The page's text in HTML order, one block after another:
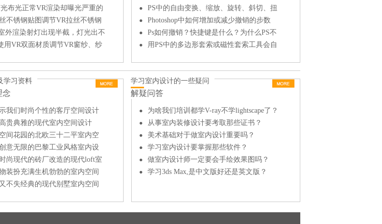
材质？
布光正常VR渲染却曝光严重的
不锈钢贴图调节VR拉丝不锈钢
外渲染射灯出现半截，灯光出不
？
用VR双面材质调节VR窗纱、纱
缩放等？
PS中的自由变换、缩放、旋转、斜切、扭
曲、透视、变形如何用？
Photoshop中如何增加或减少撤销的步数
（次数）？在哪里设置？
Ps如何撤销？快捷键是什么？为什么PS不
能撤销？
用PS中的多边形套索或磁性套索工具会自
学习资料
念
我们时尚个性的客厅空间设计
贵典雅的现代室内空间设计
间花园的北欧三十二平室内空
意无限的巴黎工业风格室内设
尚现代的砖厂改造的现代loft室
装扮充满生机勃勃的室内空间
不失经典的现代别墅室内空间
学习室内设计的一些疑问
解疑问答
为啥我们培训都学V-ray不学lightscape了？
从事室内装修设计要考取那些证书？
美术基础对于做室内设计重要吗？
学习室内设计要掌握那些软件？
做室内设计师一定要会手绘效果图吗？
学习3ds Max,是中文版好还是英文版？